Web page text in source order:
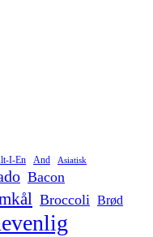
I-En And Asiatisk
Bacon
Broccoli Brød